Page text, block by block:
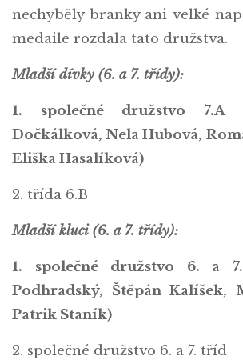
nechyběly branky ani velké
medaile rozdala tato družstva.
Mladší dívky (6. a 7. třídy):
1. společné družstvo 7.A
Dočkálková, Nela Hubová,
Eliška Hasalíková)
2. třída 6.B
Mladší kluci (6. a 7. třídy):
1. společné družstvo 6. a
Podhradský, Štěpán Kalíšek,
Patrik Staník)
2. společné družstvo 6. a 7. tříd